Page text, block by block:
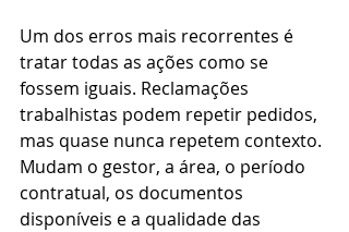
Um dos erros mais recorrentes é
tratar todas as ações como se
fossem iguais. Reclamações
trabalhistas podem repetir pedidos,
mas quase nunca repetem contexto.
Mudam o gestor, a área, o período
contratual, os documentos
disponíveis e a qualidade das